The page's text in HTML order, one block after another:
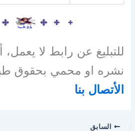
للتبليغ عن رابط لا يعمل،
نشره او محمي بحقوق
الأتصال بنا
السابق